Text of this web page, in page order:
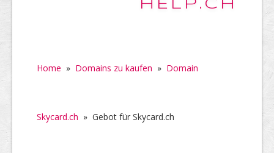
Home » Domains zu kaufen » Domain
Skycard.ch » Gebot für Skycard.ch